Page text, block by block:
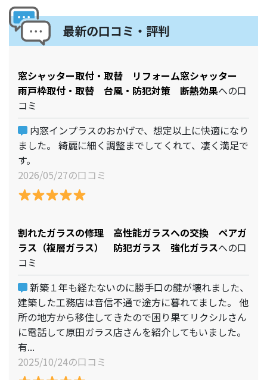
最新の口コミ・評判
窓シャッター取付・取替 リフォーム窓シャッター
雨戸枠取付・取替 台風・防犯対策 断熱効果への口
コミ
内窓インプラスのおかげで、想定以上に快適になり
ました。 綺麗に細く調整までしてくれて、凄く満足で
す。
2026/05/27の口コミ
割れたガラスの修理 高性能ガラスへの交換 ペアガ
ラス（複層ガラス） 防犯ガラス 強化ガラスへの口
コミ
新築１年も経たないのに勝手口の鍵が壊れました、
建築した工務店は音信不通で途方に暮れてました。 他
所の地方から移住してきたので困り果てリクシルさん
に電話して原田ガラス店さんを紹介してもいました。
有...
2025/10/24の口コミ